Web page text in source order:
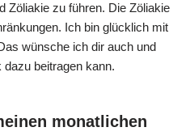
Zöliakie zu führen. Die Zöliakie
Ich bin glücklich mit
wünsche ich dir auch und
beitragen kann.
monatlichen